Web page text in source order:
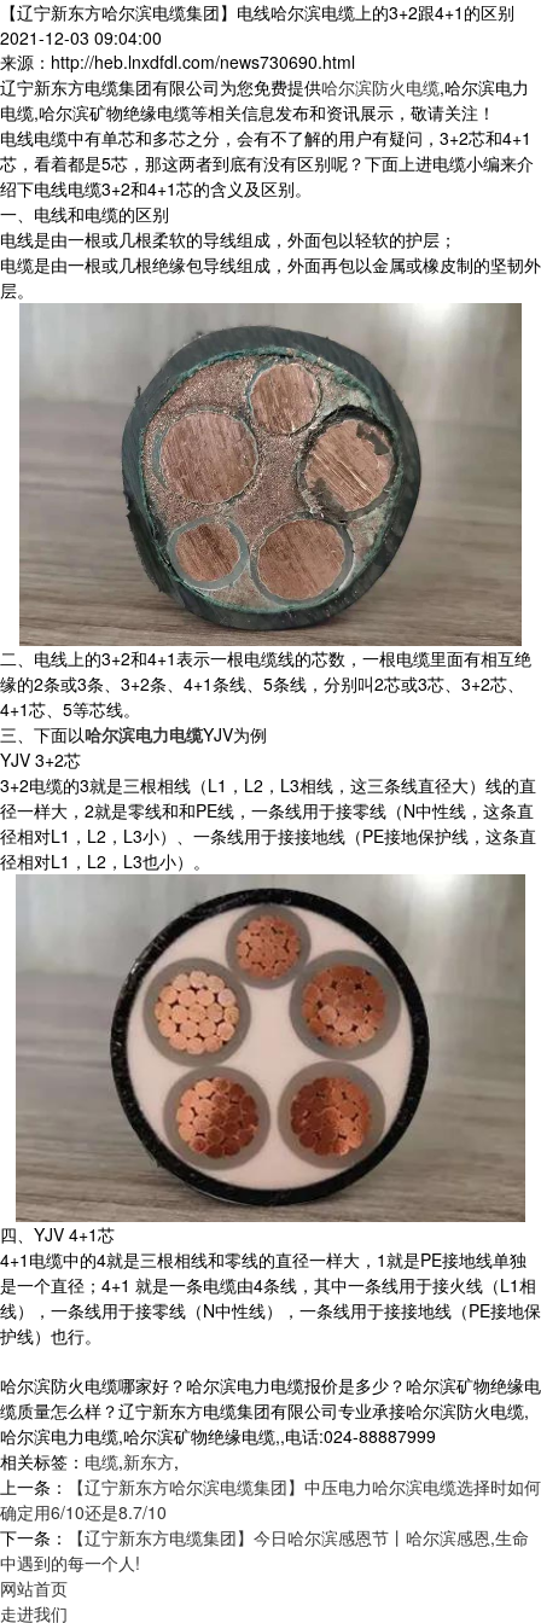
【辽宁新东方哈尔滨电缆集团】电线哈尔滨电缆上的3+2跟4+1的区别
2021-12-03 09:04:00
来源：http://heb.lnxdfdl.com/news730690.html
辽宁新东方电缆集团有限公司为您免费提供哈尔滨防火电缆,哈尔滨电力
电缆,哈尔滨矿物绝缘电缆等相关信息发布和资讯展示，敬请关注！
电线电缆中有单芯和多芯之分，会有不了解的用户有疑问，3+2芯和4+1
芯，看着都是5芯，那这两者到底有没有区别呢？下面上进电缆小编来介
绍下电线电缆3+2和4+1芯的含义及区别。
一、电线和电缆的区别
电线是由一根或几根柔软的导线组成，外面包以轻软的护层；
电缆是由一根或几根绝缘包导线组成，外面再包以金属或橡皮制的坚韧外
层。
二、电线上的3+2和4+1表示一根电缆线的芯数，一根电缆里面有相互绝
缘的2条或3条、3+2条、4+1条线、5条线，分别叫2芯或3芯、3+2芯、
4+1芯、5等芯线。
三、下面以哈尔滨电力电缆YJV为例
YJV 3+2芯
3+2电缆的3就是三根相线（L1，L2，L3相线，这三条线直径大）线的直
径一样大，2就是零线和和PE线，一条线用于接零线（N中性线，这条直
径相对L1，L2，L3小）、一条线用于接接地线（PE接地保护线，这条直
径相对L1，L2，L3也小）。
四、YJV 4+1芯
4+1电缆中的4就是三根相线和零线的直径一样大，1就是PE接地线单独
是一个直径；4+1 就是一条电缆由4条线，其中一条线用于接火线（L1相
线），一条线用于接零线（N中性线），一条线用于接接地线（PE接地保
护线）也行。
哈尔滨防火电缆哪家好？哈尔滨电力电缆报价是多少？哈尔滨矿物绝缘电
缆质量怎么样？辽宁新东方电缆集团有限公司专业承接哈尔滨防火电缆,
哈尔滨电力电缆,哈尔滨矿物绝缘电缆,,电话:024-88887999
相关标签： 电缆,新东方,
上一条：
【辽宁新东方哈尔滨电缆集团】中压电力哈尔滨电缆选择时如何
确定用6/10还是8.7/10
下一条：
【辽宁新东方电缆集团】今日哈尔滨感恩节丨哈尔滨感恩,生命
中遇到的每一个人!
网站首页
走进我们